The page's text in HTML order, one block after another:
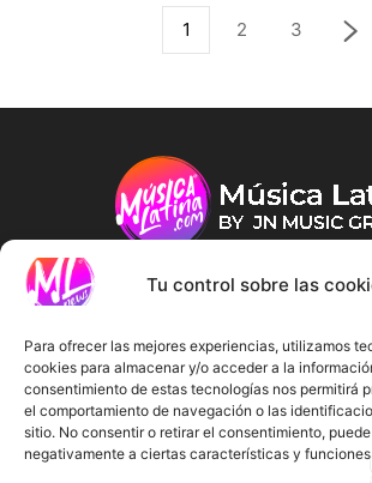
Tu control sobre las
Para ofrecer las mejores experiencias, utilizamos
cookies para almacenar y/o acceder a la
consentimiento de estas tecnologías nos permitirá
el comportamiento de navegación o las
sitio. No consentir o retirar el consentimiento,
negativamente a ciertas características y
1 2 3
FOLLOW US